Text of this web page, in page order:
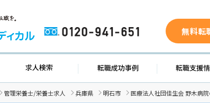
0120-941-651 無料転
ご利用ガイド 求人検索 転職成功事例
管理栄養士/栄養士求人 兵庫県 明石市 医療法人社団佳生会 野木病